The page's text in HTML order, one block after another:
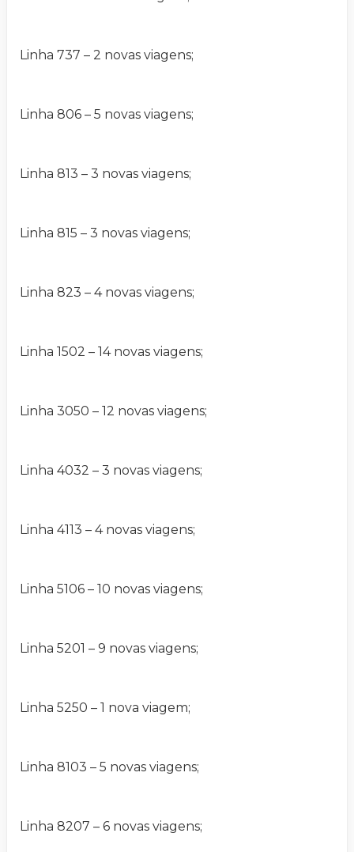
Linha 737 – 2 novas viagens;
Linha 806 – 5 novas viagens;
Linha 813 – 3 novas viagens;
Linha 815 – 3 novas viagens;
Linha 823 – 4 novas viagens;
Linha 1502 – 14 novas viagens;
Linha 3050 – 12 novas viagens;
Linha 4032 – 3 novas viagens;
Linha 4113 – 4 novas viagens;
Linha 5106 – 10 novas viagens;
Linha 5201 – 9 novas viagens;
Linha 5250 – 1 nova viagem;
Linha 8103 – 5 novas viagens;
Linha 8207 – 6 novas viagens;